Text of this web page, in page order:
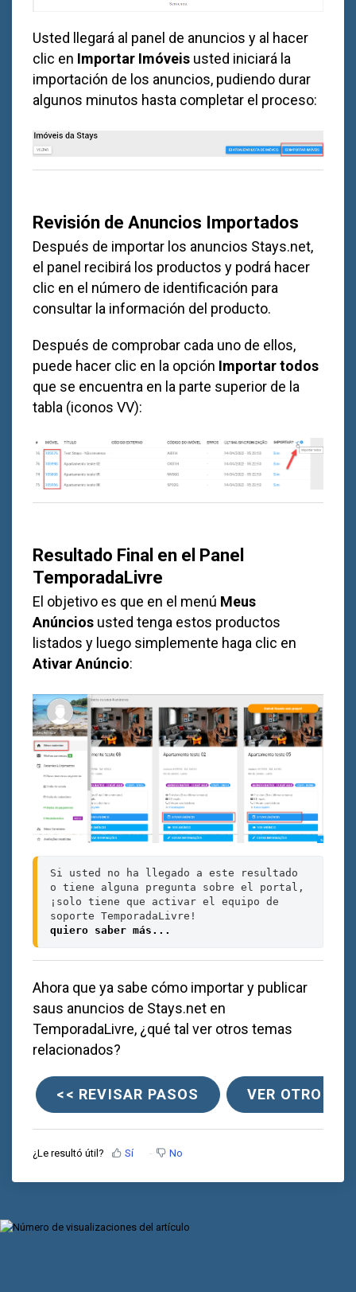
Usted llegará al panel de anuncios y al hacer
clic en Importar Imóveis usted iniciará la
importación de los anuncios, pudiendo durar
algunos minutos hasta completar el proceso:
Revisión de Anuncios Importados
Después de importar los anuncios Stays.net,
el panel recibirá los productos y podrá hacer
clic en el número de identificación para
consultar la información del producto.
Después de comprobar cada uno de ellos,
puede hacer clic en la opción Importar todos
que se encuentra en la parte superior de la
tabla (iconos VV):
Resultado Final en el Panel
TemporadaLivre
El objetivo es que en el menú Meus
Anúncios usted tenga estos productos
listados y luego simplemente haga clic en
Ativar Anúncio:
Si usted no ha llegado a este resultado
o tiene alguna pregunta sobre el portal,
¡solo tiene que activar el equipo de
quiero saber más...
Ahora que ya sabe cómo importar y publicar
saus anuncios de Stays.net en
TemporadaLivre, ¿qué tal ver otros temas
relacionados?
<< REVISAR PASOS VER OTROS
¿Le resultó útil? Sí No